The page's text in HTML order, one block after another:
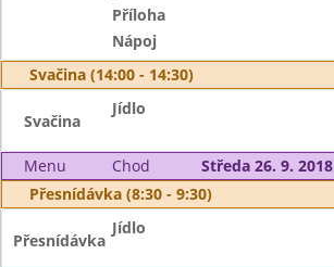
Příloha
Nápoj
Svačina (14:00 - 14:30)
Svačina
Jídlo
Menu Chod
Středa 26. 9. 2018
Přesnídávka (8:30 - 9:30)
Přesnídávka
Jídlo